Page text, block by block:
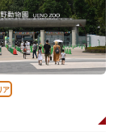
ア